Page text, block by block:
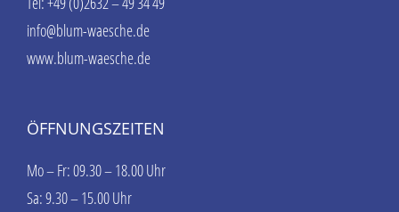
info@blum-waesche.de
www.blum-waesche.de
ÖFFNUNGSZEITEN
Mo – Fr: 09.30 – 18.00 Uhr
Sa: 9.30 – 15.00 Uhr